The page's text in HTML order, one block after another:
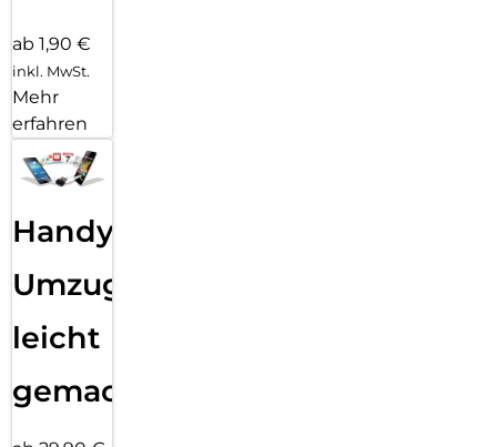
ab 1,90 €
inkl. MwSt.
Mehr
erfahren
Handy
Umzug
leicht
gemacht!